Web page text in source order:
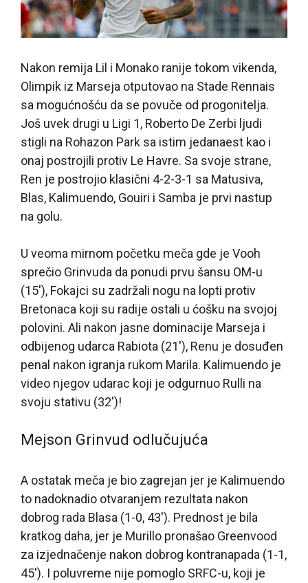
Nakon remija Lil i Monako ranije tokom vikenda,
Olimpik iz Marseja otputovao na Stade Rennais
sa mogućnošću da se povuče od progonitelja.
Još uvek drugi u Ligi 1, Roberto De Zerbi ljudi
stigli na Rohazon Park sa istim jedanaest kao i
onaj postrojili protiv Le Havre. Sa svoje strane,
Ren je postrojio klasični 4-2-3-1 sa Matusiva,
Blas, Kalimuendo, Gouiri i Samba je prvi nastup
na golu.
U veoma mirnom početku meča gde je Vooh
sprečio Grinvuda da ponudi prvu šansu OM-u
(15′), Fokajci su zadržali nogu na lopti protiv
Bretonaca koji su radije ostali u ćošku na svojoj
polovini. Ali nakon jasne dominacije Marseja i
odbijenog udarca Rabiota (21′), Renu je dosuđen
penal nakon igranja rukom Marila. Kalimuendo je
video njegov udarac koji je odgurnuo Rulli na
svoju stativu (32′)!
Mejson Grinvud odlučujuća
A ostatak meča je bio zagrejan jer je Kalimuendo
to nadoknadio otvaranjem rezultata nakon
dobrog rada Blasa (1-0, 43′). Prednost je bila
kratkog daha, jer je Murillo pronašao Greenvood
za izjednačenje nakon dobrog kontranapada (1-1,
45′). I poluvreme nije pomoglo SRFC-u, koji je